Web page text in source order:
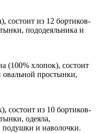
состоит из 12 бортиков-
пододеяльника и
(100% хлопок), состоит
овальной простынки,
состоит из 10 бортиков-
одеяла,
подушки и наволочки.